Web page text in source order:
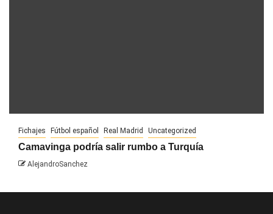
Fichajes Fútbol español Real Madrid Uncategorized
Camavinga podría salir rumbo a Turquía
AlejandroSanchez